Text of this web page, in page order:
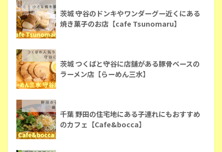
茨城 守谷のドンキやワンダーグー近くにある
焼き菓子のお店【cafe Tsunomaru】
茨城 つくばと守谷に店舗がある豚骨ベースの
ラーメン店【らーめん三水】
千葉 野田の住宅地にある子連れにもおすすめ
のカフェ【Cafe&bocca】